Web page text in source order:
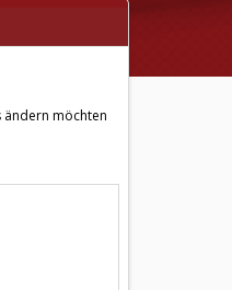
ändern möchten